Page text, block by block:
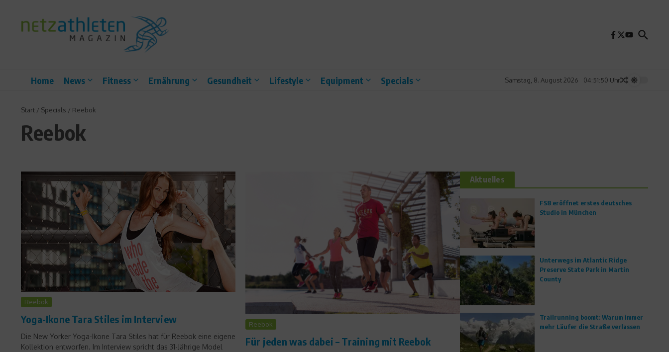
Home News Fitness Ernährung Gesundheit Lifestyle Equipment Specials Samstag, 8. August 2026 04:51:51 Uhr
Start / Specials / Reebok
Reebok
Reebok
Yoga-Ikone Tara Stiles im Interview
Die New Yorker Yoga-Ikone Tara Stiles hat für Reebok eine eigene
Kollektion entworfen. Im Interview spricht das 31-Jährige Model
Reebok
Für jeden was dabei – Training mit Reebok
Aktuelles
FS8 eröffnet erstes deutsches
Studio in München
Unterwegs im Atlantic Ridge
Preserve State Park in Martin
County
Trailrunning boomt: Warum immer
mehr Läufer die Straße verlassen